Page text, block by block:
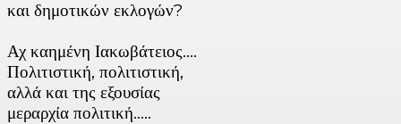
και δημοτικών εκλογών?
Αχ καημένη Ιακωβάτειος….
Πολιτιστική, πολιτιστική,
αλλά και της εξουσίας
μεραρχία πολιτική…..